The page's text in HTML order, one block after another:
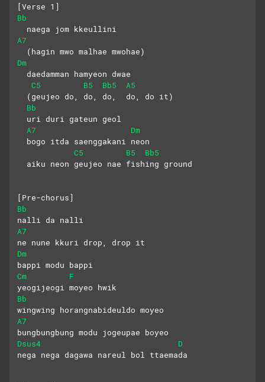
[Verse 1]
Bb
  naega jom kkeullini
A7
  (hagin mwo malhae mwohae)
Dm
  daedamman hamyeon dwae
C5
B5 Bb5
A5
  (geujeo do, do, do,  do, do it)
Bb
  uri duri gateun geol
A7
Dm
  bogo itda saenggakani neon
C5
B5
Bb5
  aiku neon geujeo nae fishing ground
[Pre-chorus]
Bb
nalli da nalli
A7
ne nune kkuri drop, drop it
Dm
bappi modu bappi
Cm
F
yeogijeogi moyeo hwik
Bb
wingwing horangnabideuldo moyeo
A7
bungbungbung modu jogeupae boyeo
Dsus4
D
nega nega dagawa nareul bol ttaemada